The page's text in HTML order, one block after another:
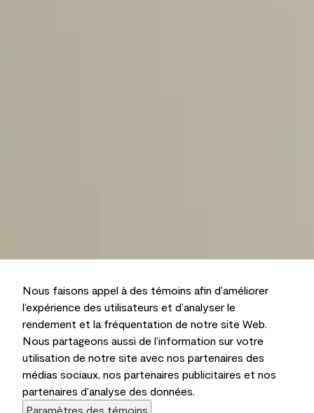
Nous faisons appel à des témoins afin d’améliorer
l’expérience des utilisateurs et d’analyser le
rendement et la fréquentation de notre site Web.
Nous partageons aussi de l’information sur votre
utilisation de notre site avec nos partenaires des
médias sociaux, nos partenaires publicitaires et nos
partenaires d’analyse des données.
Paramètres des témoins